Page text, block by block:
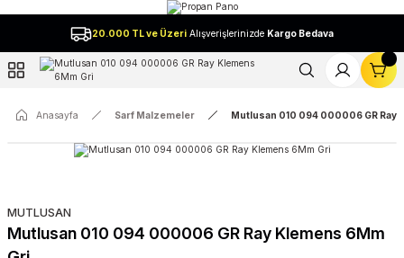
20.000 TL ve Üzeri Alışverişlerinizde Kargo Bedava
Anasayfa Sarf Malzemeler Mutlusan 010 094 000006 GR Ray
MUTLUSAN
Mutlusan 010 094 000006 GR Ray Klemens 6Mm